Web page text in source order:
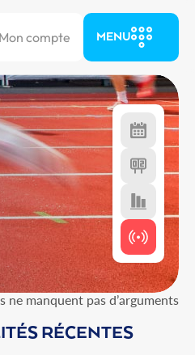
Mon compte MENU
ne manquent pas d’arguments
RÉCENTES